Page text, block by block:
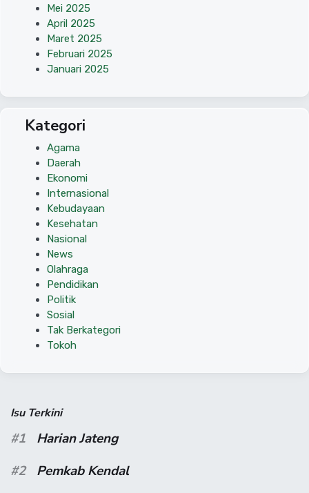
Mei 2025
April 2025
Maret 2025
Februari 2025
Januari 2025
Kategori
Agama
Daerah
Ekonomi
Internasional
Kebudayaan
Kesehatan
Nasional
News
Olahraga
Pendidikan
Politik
Sosial
Tak Berkategori
Tokoh
Isu Terkini
#1
Harian Jateng
#2
Pemkab Kendal